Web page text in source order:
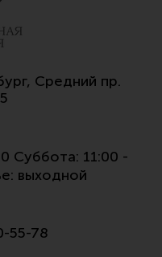
Средний пр.
Суббота: 11:00 -
выходной
55-78